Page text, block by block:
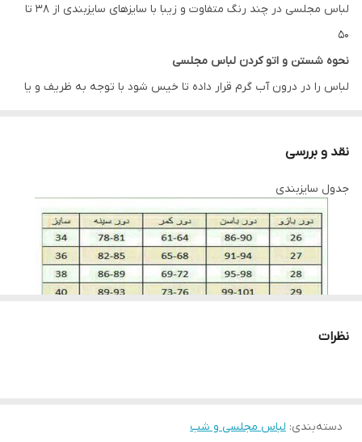
لباس مجلسی در چند رنگ متفاوت و زیبا با سایزهای سایزبندی از 38 تا
50
نحوه شستن و اتو کردن لباس مجلسی
لباس را در درون آب گرم قرار داده تا خیس شود با توجه به ظریف و یا
وارد نشود چراکه دارای بافتی حساس است پس بهتر است در هوای آزاد
خشک شود لباس ها را در سایه خشک کنید به دور از نور خوشید این
روش بسیار بهتری است. برای اتو کردن این نوع پارچه ها باید نکاتی را
نیز رعایت کنید، قبل از هرکاری از تمیز بودن کف اتو اطمینان حاصل کنید،
پارچه سفید نازکی روی لباس قرار داده و به آرامی با درجه کم اتو بزنید و
به مراتب درجه را بروی ارقام بیشتری تنظیم کنید. توجه کنید قسمت
لطفا در ثبت سفارش سایز خود دقت نمایید
نقد و بررسی
جدول سایزبندی
نظرات
دسته‌بندی: لباس مجلسی و شب